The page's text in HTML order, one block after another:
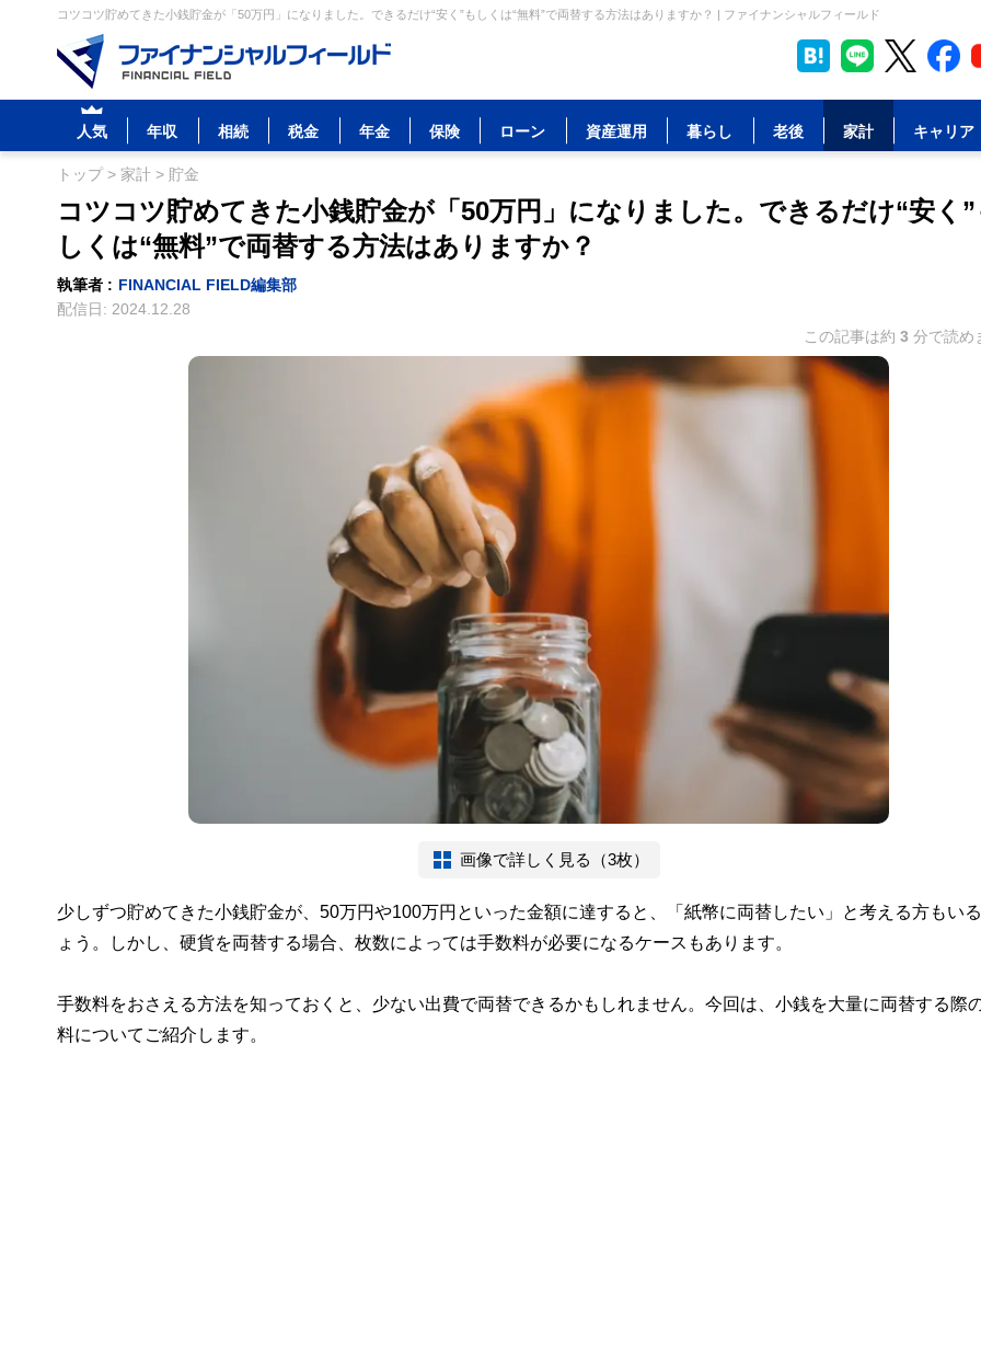
コツコツ貯めてきた小銭貯金が「50万円」になりました。できるだけ“安く”もしくは“無料”で両替する方法はありますか？ | ファイナンシャルフィールド
人気 年収 相続 税金 年金 保険 ローン 資産運用 暮らし 老後 家計 キャリア
トップ> 家計 > 貯金
コツコツ貯めてきた小銭貯金が「50万円」になりました。できるだけ“安く”
しくは“無料”で両替する方法はありますか？
執筆者 : FINANCIAL FIELD編集部
配信日: 2024.12.28
この記事は約 3 分で読め
画像で詳しく見る（3枚）
少しずつ貯めてきた小銭貯金が、50万円や100万円といった金額に達すると、「紙幣に両替したい」と考える方もい
ょう。しかし、硬貨を両替する場合、枚数によっては手数料が必要になるケースもあります。
手数料をおさえる方法を知っておくと、少ない出費で両替できるかもしれません。今回は、小銭を大量に両替する際
料についてご紹介します。